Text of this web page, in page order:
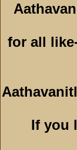
for all
If you